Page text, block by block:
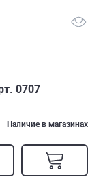
0707
Наличие в магазинах